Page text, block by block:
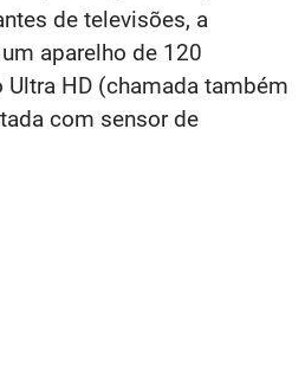
de televisões, a
aparelho de 120
HD (chamada também
com sensor de